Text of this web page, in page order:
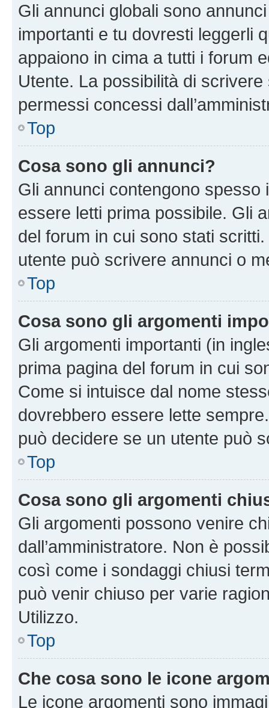
Gli annunci globali sono
importanti e tu dovresti leggerli
appaiono in cima a tutti i forum
Utente. La possibilità di
permessi concessi
Top
Cosa sono gli annunci?
Gli annunci contengono
essere letti prima possibile. Gli
del forum in cui sono stati
utente può scrivere annunci o
Top
Cosa sono gli argomenti
Gli argomenti importanti (in
prima pagina del forum in cui
Come si intuisce dal nome
dovrebbero essere lette
può decidere se un utente può
Top
Cosa sono gli argomenti
Gli argomenti possono venire
dall’amministratore. Non è
così come i sondaggi chiusi
può venir chiuso per varie
Utilizzo.
Top
Che cosa sono le icone
Le icone argomenti sono